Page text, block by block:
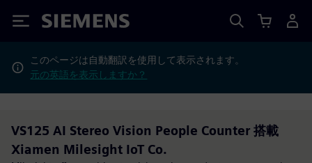
Siemens
このページは自動翻訳を使用して表示されます。
元の英語を表示しますか？
VS125 AI Stereo Vision People Counter 搭載
Xiamen Milesight IoT Co.